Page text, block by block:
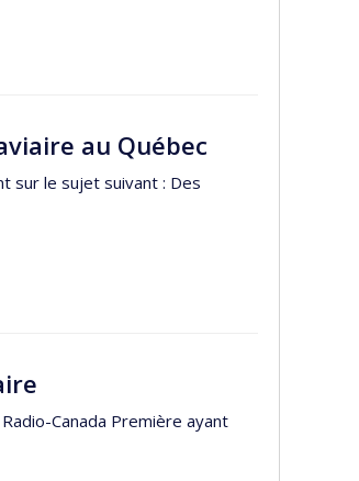
au Québec
sur le sujet suivant : Des
Canada Première ayant